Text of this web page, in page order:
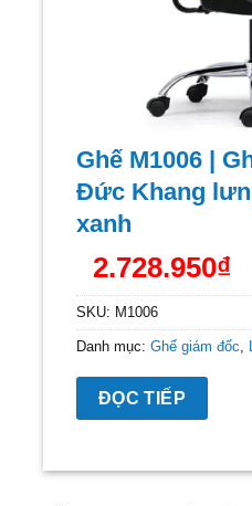
Ghế M1006 |
Đức Khang
xanh
2.728.950₫
SKU: M1006
Danh mục: Ghế giám đốc
ĐỌC TIẾP